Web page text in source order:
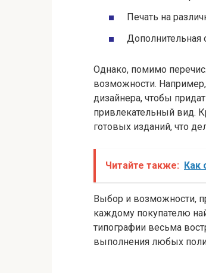
Печать на
Дополнительная
Однако, помимо
возможности.
дизайнера, чтобы
привлекательный вид.
готовых изданий, что
Читайте также: Как
Выбор и возможности,
каждому покупателю
типографии весьма
выполнения любых